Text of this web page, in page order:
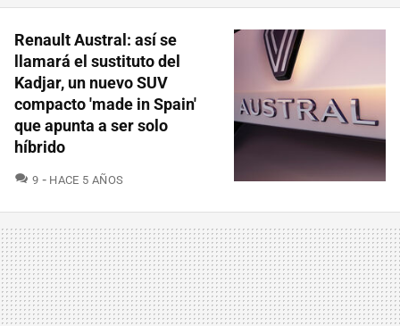
Renault Austral: así se
llamará el sustituto del
Kadjar, un nuevo SUV
compacto 'made in Spain'
que apunta a ser solo
híbrido
9 COMENTARIOS
HACE 5 AÑOS